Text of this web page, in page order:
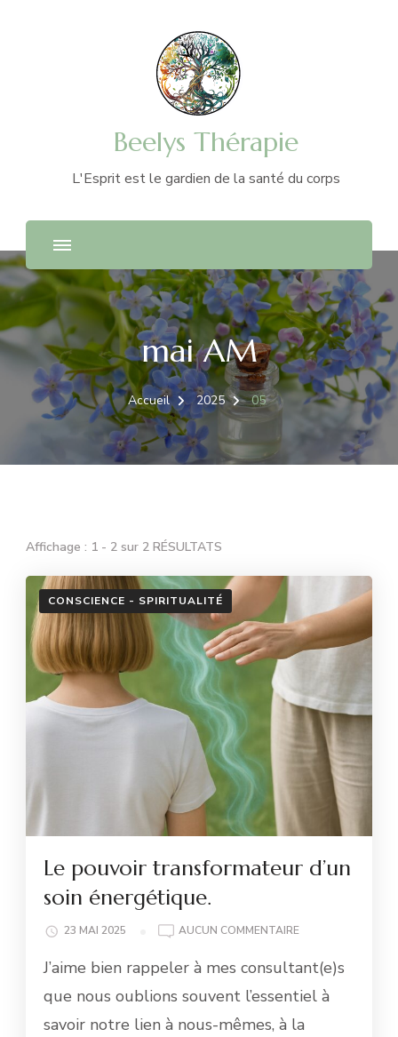
Beelys Thérapie
L'Esprit est le gardien de la santé du corps
mai AM
Accueil 2025 05
Affichage : 1 - 2 sur 2 RÉSULTATS
CONSCIENCE - SPIRITUALITÉ
Le pouvoir transformateur d’un
soin énergétique.
23 MAI 2025 AUCUN COMMENTAIRELE
D’UN
SOIN
ÉNERGÉTIQUE.
J’aime bien rappeler à mes consultant(e)s
que nous oublions souvent l’essentiel à
savoir notre lien à nous-mêmes, à la